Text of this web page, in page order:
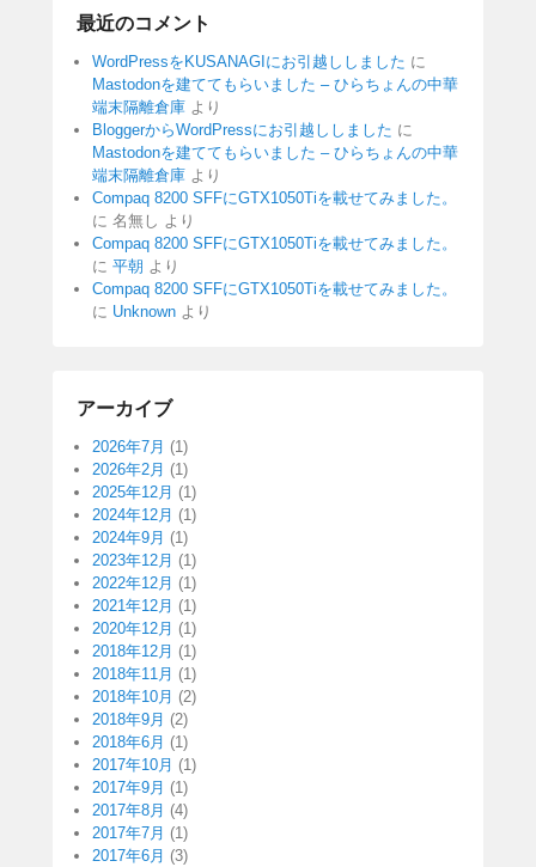
最近のコメント
WordPressをKUSANAGIにお引越ししました に
Mastodonを建ててもらいました – ひらちょんの中華
端末隔離倉庫 より
BloggerからWordPressにお引越ししました に
Mastodonを建ててもらいました – ひらちょんの中華
端末隔離倉庫 より
Compaq 8200 SFFにGTX1050Tiを載せてみました。
に 名無し より
Compaq 8200 SFFにGTX1050Tiを載せてみました。
に 平朝 より
Compaq 8200 SFFにGTX1050Tiを載せてみました。
に Unknown より
アーカイブ
2026年7月 (1)
2026年2月 (1)
2025年12月 (1)
2024年12月 (1)
2024年9月 (1)
2023年12月 (1)
2022年12月 (1)
2021年12月 (1)
2020年12月 (1)
2018年12月 (1)
2018年11月 (1)
2018年10月 (2)
2018年9月 (2)
2018年6月 (1)
2017年10月 (1)
2017年9月 (1)
2017年8月 (4)
2017年7月 (1)
2017年6月 (3)